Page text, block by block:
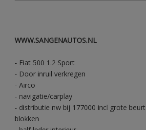
WWW.SANGENAUTOS.NL
- Fiat 500 1.2 Sport
- Door inruil verkregen
- Airco
- navigatie/carplay
- distributie nw bij 177000 incl grote
blokken